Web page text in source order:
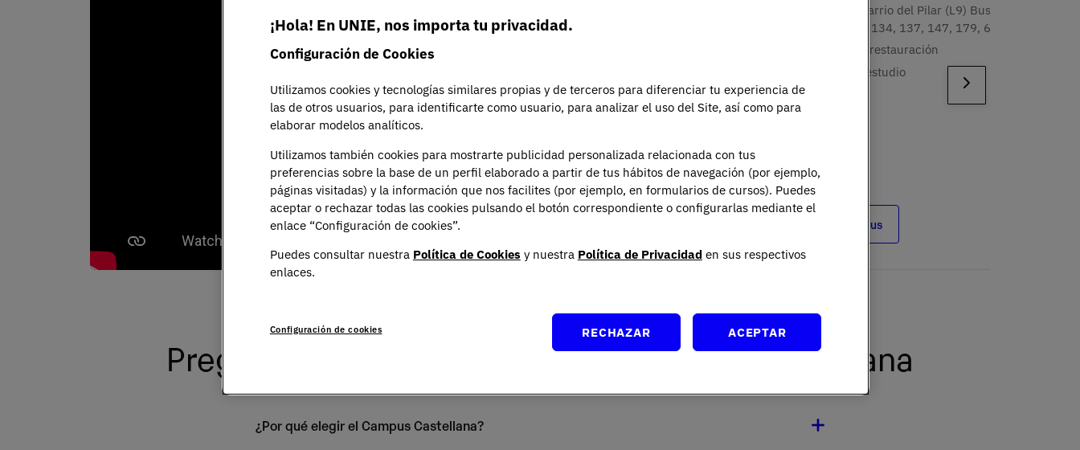
Metro: Barrio del Pilar (L9) Bus: N27, 49,
83, 128, 134, 137, 147, 179, 602
Zona de restauración
Sala de estudio
Ver campus
Preguntas frecuentes sobre el Campus Castellana
¿Por qué elegir el Campus Castellana?
¡Hola! En UNIE, nos importa tu privacidad.
Configuración de Cookies
Utilizamos cookies y tecnologías similares propias y de terceros para diferenciar tu experiencia de
las de otros usuarios, para identificarte como usuario, para analizar el uso del Site, así como para
elaborar modelos analíticos.
Utilizamos también cookies para mostrarte publicidad personalizada relacionada con tus
preferencias sobre la base de un perfil elaborado a partir de tus hábitos de navegación (por ejemplo,
páginas visitadas) y la información que nos facilites (por ejemplo, en formularios de cursos). Puedes
aceptar o rechazar todas las cookies pulsando el botón correspondiente o configurarlas mediante el
enlace “Configuración de cookies”.
Puedes consultar nuestra Política de Cookies y nuestra Política de Privacidad en sus respectivos
enlaces.
Configuración de cookies RECHAZAR ACEPTAR